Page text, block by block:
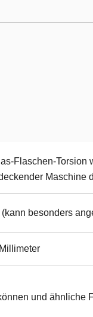
Flaschen-Torsion
Maschine
besonders
und ähnliche